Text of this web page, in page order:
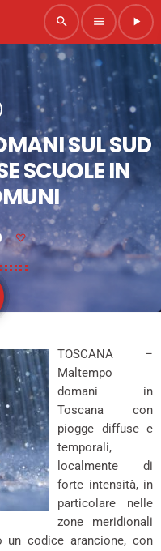
search menu play_arrow
SUL SUD
SCUOLE IN
TOSCANA –
Maltempo
domani in
Toscana con
piogge diffuse e
temporali,
localmente di
forte intensità, in
particolare nelle
zone meridionali
un codice arancione, con